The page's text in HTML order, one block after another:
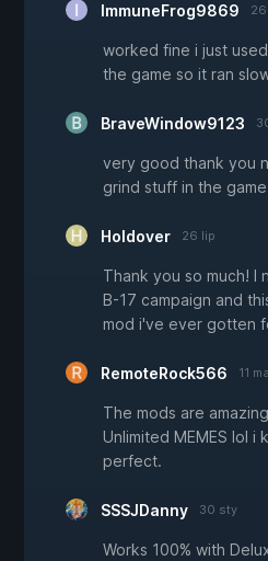
ImmuneFrog9869
worked fine i just
the game so it ran
BraveWindow9123
very good thank you
grind stuff in the
Holdover 26 lip
Thank you so much!
B-17 campaign and
mod i've ever gotten
RemoteRock566 11
The mods are
Unlimited MEMES lol i
perfect.
SSSJDanny 30 sty
Works 100% with